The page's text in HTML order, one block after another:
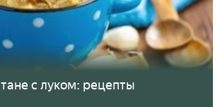
с луком: рецепты